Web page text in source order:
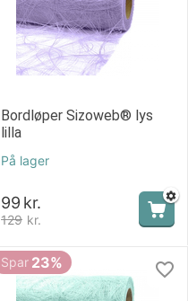
Bordløper Sizoweb® lys
lilla
På lager
129 kr.
99 kr.
Spar 23%